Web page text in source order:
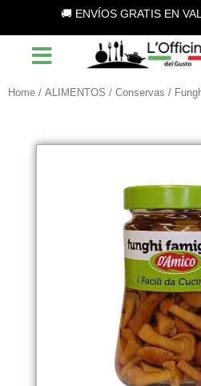
contenuto
🚚 ENVÍOS GRATIS EN
Home / ALIMENTOS / Conservas /